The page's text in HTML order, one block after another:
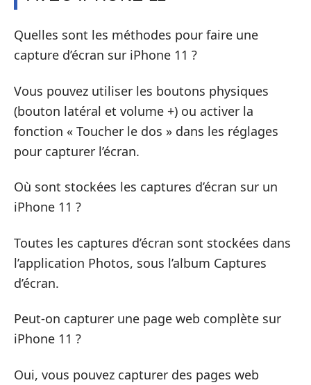
Quelles sont les méthodes pour faire une
capture d’écran sur iPhone 11 ?
Vous pouvez utiliser les boutons physiques
(bouton latéral et volume +) ou activer la
fonction « Toucher le dos » dans les réglages
pour capturer l’écran.
Où sont stockées les captures d’écran sur un
iPhone 11 ?
Toutes les captures d’écran sont stockées dans
l’application Photos, sous l’album Captures
d’écran.
Peut-on capturer une page web complète sur
iPhone 11 ?
Oui, vous pouvez capturer des pages web